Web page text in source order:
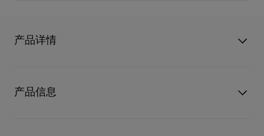
产品详情
优雅的浅鞋口设计，展现脱俗魅力。鞋帮以柔软的黑色纳帕皮制
造，鞋背则饰有品牌标志。
产品信息